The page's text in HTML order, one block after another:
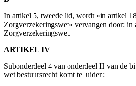
In artikel 5, tweede lid, wordt «in artikel
Zorgverzekeringswet» vervangen door: in
Zorgverzekeringswet.
ARTIKEL IV
Subonderdeel 4 van onderdeel H van de
wet bestuursrecht komt te luiden: